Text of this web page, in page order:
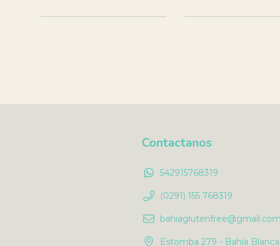
Contactanos
542915768319
(0291) 155 768319
bahiaglutenfree@gmail.com
Estomba 279 - Bahía